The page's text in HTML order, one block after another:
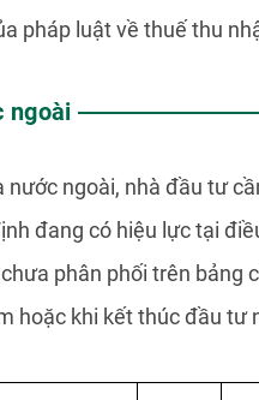
pháp luật về thuế thu
ngoài
ngoài, nhà đầu tư
đang có hiệu lực tại
phân phối trên bảng
hoặc khi kết thúc đầu tư